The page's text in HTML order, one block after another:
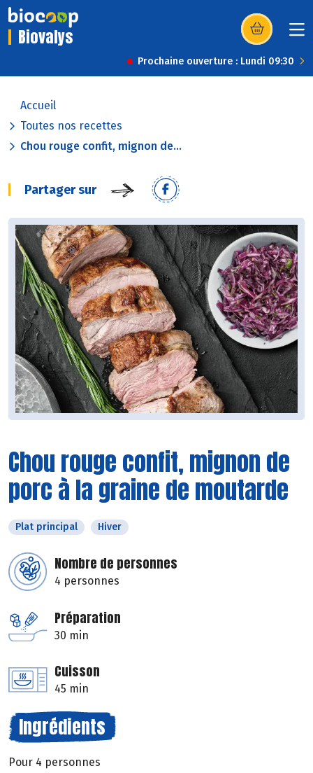
Biovalys (s’ouvre dans
Prochaine ouverture : Lundi 09:30
Accueil
Toutes nos recettes
Chou rouge confit, mignon de...
Partager sur
Chou rouge confit, mignon de
porc à la graine de moutarde
Plat principal Hiver
Nombre de personnes
4 personnes
Préparation
30 min
Cuisson
45 min
Ingrédients
Pour 4 personnes